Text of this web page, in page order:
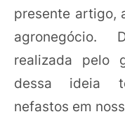
presente artigo,
agronegócio.
realizada pelo
dessa ideia
nefastos em